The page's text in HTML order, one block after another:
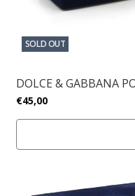
SOLD OUT
DOLCE & GABBANA
€45,00